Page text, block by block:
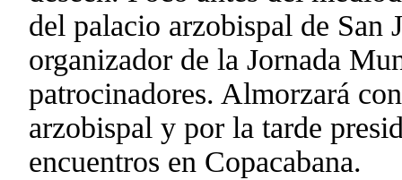
del palacio arzobispal de San
organizador de la Jornada
patrocinadores. Almorzará
arzobispal y por la tarde
encuentros en Copacabana.